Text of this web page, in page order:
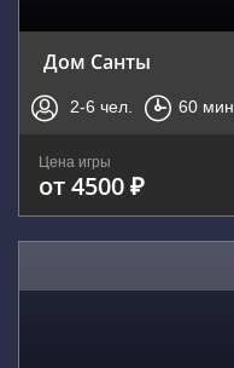
Дом Санты
2-6 чел. 60 мин.
Цена игры
от 4500 ₽